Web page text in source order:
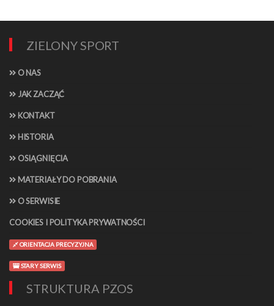
ZIELONY SPORT
O NAS
JAK ZACZĄĆ
KONTAKT
HISTORIA
OSIĄGNIĘCIA
MATERIAŁY DO POBRANIA
O SERWISIE
COOKIES I POLITYKA PRYWATNOŚCI
ORIENTACJA PRECYZYJNA
STARY SERWIS
STRUKTURA PZOS